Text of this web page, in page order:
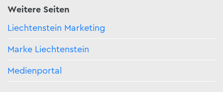
Weitere Seiten
Liechtenstein Marketing
Marke Liechtenstein
Medienportal